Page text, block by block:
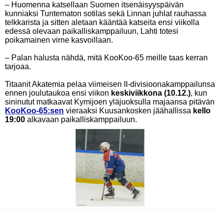
– Huomenna katsellaan Suomen itsenäisyyspäivän
kunniaksi Tuntematon sotilas sekä Linnan juhlat rauhassa
telkkarista ja sitten aletaan kääntää katseita ensi viikolla
edessä olevaan paikalliskamppailuun, Lahti totesi
poikamainen virne kasvoillaan.
– Palan halusta nähdä, mitä KooKoo-65 meille taas kerran
tarjoaa.
Titaanit Akatemia pelaa viimeisen II-divisioonakamppailunsa
ennen joulutaukoa ensi viikon keskiviikkona (10.12.), kun
sininutut matkaavat Kymijoen yläjuoksulla majaansa pitävän
KooKoo-65:sen vieraaksi Kuusankosken jäähallissa kello
19:00 alkavaan paikalliskamppailuun.